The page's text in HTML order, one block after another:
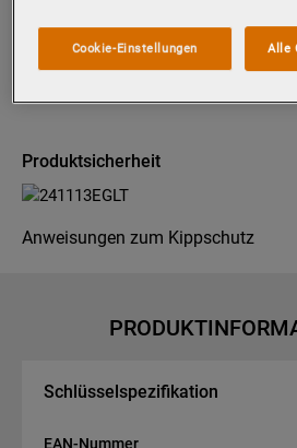
Details zum Produkt
Produktsicherheit
Anweisungen zum Kippschutz
Schlüsselspezifikation
EAN-Nummer
Alle
Cookie-Einstellungen